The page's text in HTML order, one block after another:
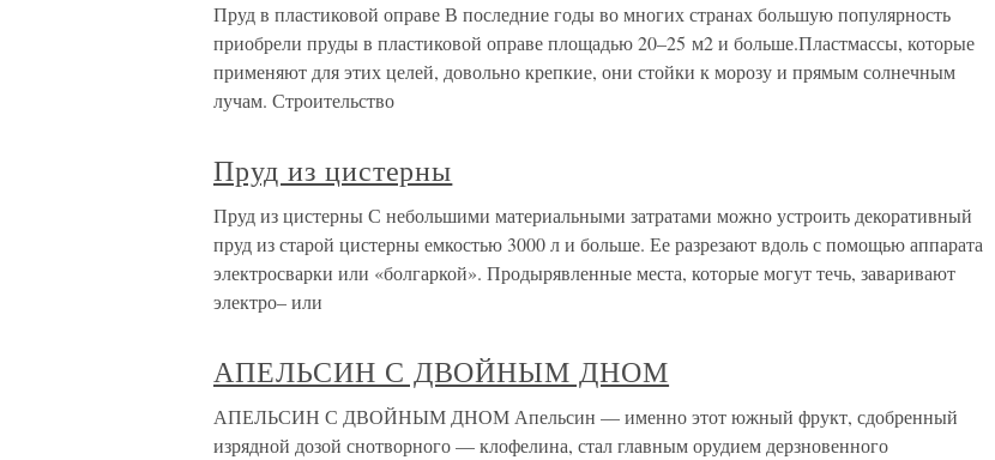
Пруд в пластиковой оправе В последние годы во многих странах большую популярность
приобрели пруды в пластиковой оправе площадью 20–25 м2 и больше.Пластмассы, которые
применяют для этих целей, довольно крепкие, они стойки к морозу и прямым солнечным
лучам. Строительство
Пруд из цистерны
Пруд из цистерны С небольшими материальными затратами можно устроить декоративный
пруд из старой цистерны емкостью 3000 л и больше. Ее разрезают вдоль с помощью аппарата
электросварки или «болгаркой». Продырявленные места, которые могут течь, заваривают
электро– или
АПЕЛЬСИН С ДВОЙНЫМ ДНОМ
АПЕЛЬСИН С ДВОЙНЫМ ДНОМ Апельсин — именно этот южный фрукт, сдобренный
изрядной дозой снотворного — клофелина, стал главным орудием дерзновенного